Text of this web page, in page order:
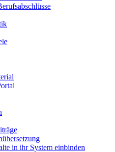
in ihr System einbinden